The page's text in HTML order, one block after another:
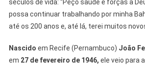
séculos de vida: “Peço saúde e forças a
possa continuar trabalhando por minha
até os 200 anos e, até lá, terei muitos
Nascido em Recife (Pernambuco) João
em 27 de fevereiro de 1946, ele veio para